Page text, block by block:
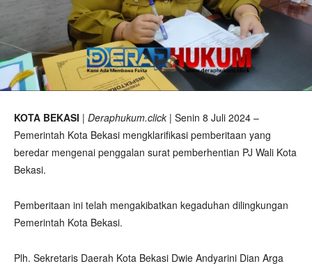
KOTA BEKASI | Deraphukum.click | Senin 8 Juli 2024 –
Pemerintah Kota Bekasi mengklarifikasi pemberitaan yang
beredar mengenai penggalan surat pemberhentian PJ Wali Kota
Bekasi.
Pemberitaan ini telah mengakibatkan kegaduhan dilingkungan
Pemerintah Kota Bekasi.
Plh. Sekretaris Daerah Kota Bekasi Dwie Andyarini Dian Arga